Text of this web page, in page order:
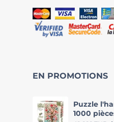
EN PROMOTIONS
Puzzle
1000